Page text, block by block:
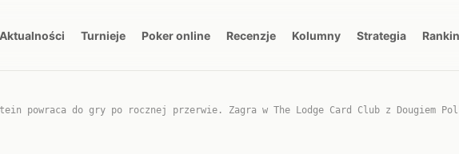
Aktualności Turnieje Poker online Recenzje Kolumny Strategia
powraca do gry po rocznej przerwie. Zagra w The Lodge Card Club z Dougiem